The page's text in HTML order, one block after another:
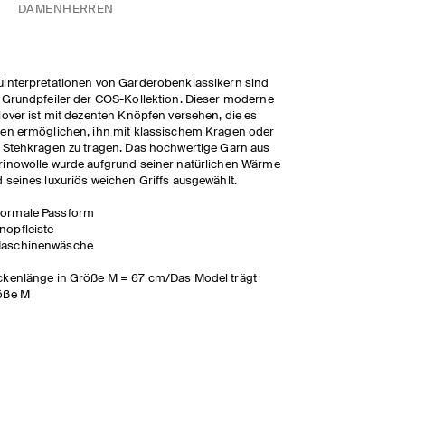
DAMEN HERREN
von Garderobenklassikern sind
der COS-Kollektion. Dieser moderne
ist mit dezenten Knöpfen versehen, die es
ermöglichen, ihn mit klassischem Kragen oder
zu tragen. Das hochwertige Garn aus
wurde aufgrund seiner natürlichen Wärme
seines luxuriös weichen Griffs ausgewählt.
Passform
in Größe M = 67 cm/Das Model trägt
M